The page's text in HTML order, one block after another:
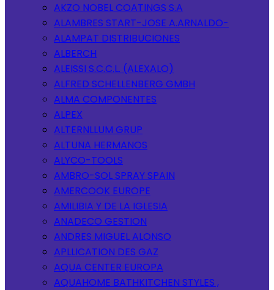
AKZO NOBEL COATINGS S.A
ALAMBRES START-JOSE A.ARNALDO-
ALAMPAT DISTRIBUCIONES
ALBERCH
ALEISSI S.C.C.L. (ALEXALO)
ALFRED SCHELLENBERG GMBH
ALMA COMPONENTES
ALPEX
ALTERNLLUM GRUP
ALTUNA HERMANOS
ALYCO-TOOLS
AMBRO-SOL SPRAY SPAIN
AMERCOOK EUROPE
AMILIBIA Y DE LA IGLESIA
ANADECO GESTION
ANDRES MIGUEL ALONSO
APLLICATION DES GAZ
AQUA CENTER EUROPA
AQUAHOME BATHKITCHEN STYLES ,